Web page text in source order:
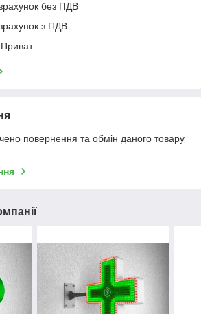
без ПДВ
з ПДВ
повернення та обмін даного товару